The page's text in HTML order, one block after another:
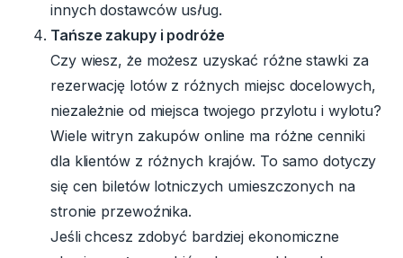
innych dostawców usług.
Tańsze zakupy i podróże
Czy wiesz, że możesz uzyskać różne stawki za
rezerwację lotów z różnych miejsc docelowych,
niezależnie od miejsca twojego przylotu i wylotu?
Wiele witryn zakupów online ma różne cenniki
dla klientów z różnych krajów. To samo dotyczy
się cen biletów lotniczych umieszczonych na
stronie przewoźnika.
Jeśli chcesz zdobyć bardziej ekonomiczne